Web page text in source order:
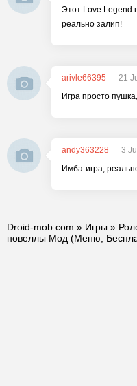
Этот Love Legend
реально залип!
arivle66395
21
Игра просто
andy363228
3
Имба-игра,
Droid-mob.com » Игры »
новеллы Мод (Меню,